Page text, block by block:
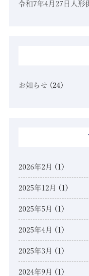
令和7年4月27日人形
お知らせ (24)
2026年2月 (1)
2025年12月 (1)
2025年5月 (1)
2025年4月 (1)
2025年3月 (1)
2024年9月 (1)